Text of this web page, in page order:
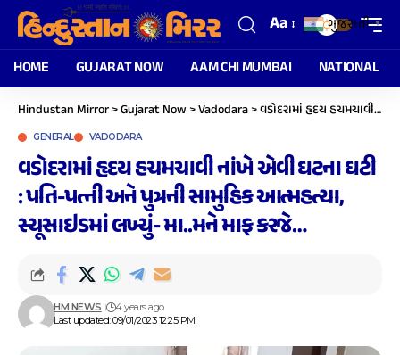
Aa
HOME GUJARAT NOW AAM CHI MUMBAI NATIONAL
Hindustan Mirror>Gujarat Now>Vadodara>વડોદરામાં હૃદય હચમચાવી નાંખે એવી ઘટના ઘટી : પતિ-પત્ની અને પુત્રની સામુહિક આત્મહત્યા, સ્યૂસાઇડમાં લખ્યું- મા..મને માફ કરજે…
GENERAL VADODARA
વડોદરામાં હૃદય હચમચાવી નાંખે એવી ઘટના ઘટી
: પતિ-પત્ની અને પુત્રની સામુહિક આત્મહત્યા,
સ્યૂસાઇડમાં લખ્યું- મા..મને માફ કરજે…
Last updated: 09/01/2023 12:25 PM
HM NEWS 4 years ago
ગુજરાતી ▼